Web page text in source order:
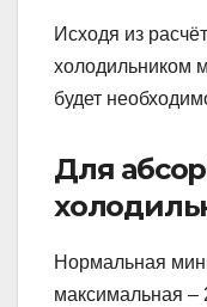
Исходя из
холодильником
будет
Для
Нормальная
максимальная –